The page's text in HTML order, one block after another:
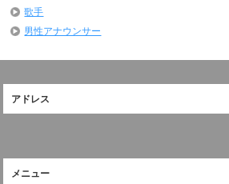
歌手
男性アナウンサー
アドレス
メニュー